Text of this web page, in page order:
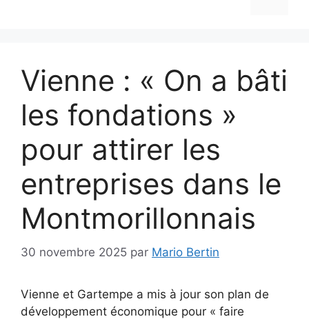
Vienne : « On a bâti
les fondations »
pour attirer les
entreprises dans le
Montmorillonnais
30 novembre 2025 par Mario Bertin
Vienne et Gartempe a mis à jour son plan de
développement économique pour « faire